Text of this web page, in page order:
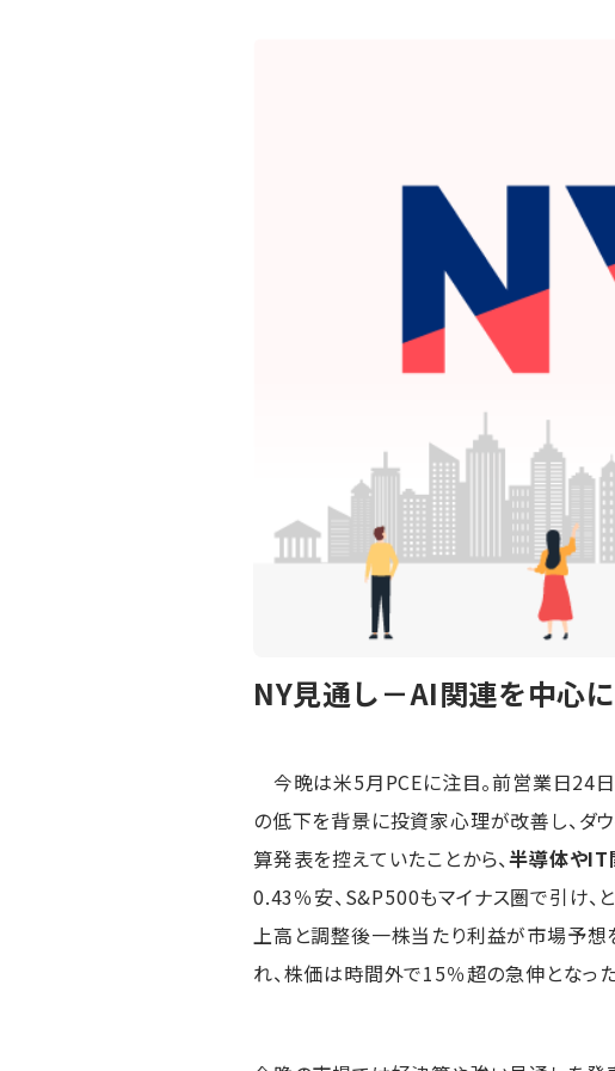
NY見通し－AI関連を中心
今晩は米5月PCEに注目。前営業日24
の低下を背景に投資家心理が改善し、ダ
算発表を控えていたことから、半導体やIT
0.43％安、S&P500もマイナス圏で引け
上高と調整後一株当たり利益が市場予
れ、株価は時間外で15％超の急伸となった